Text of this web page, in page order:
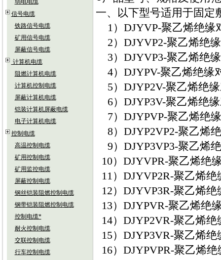
弱电电缆
信号电缆
铁路信号电缆
矿用信号电缆
屏蔽信号电缆
计算机电缆
阻燃计算机电缆
计算机控制电缆
屏蔽计算机电缆
铠装计算机屏蔽电缆
电子计算机电缆
控制电缆
高温控制电缆
矿用控制电缆
矿用监控电缆
屏蔽控制电缆
钢丝铠装阻燃控制电缆
钢带铠装阻燃控制电缆
控制电缆*
耐火控制电缆
交联控制电缆
行车控制电缆
一、以下型号适用于固定
1）DJYVP-聚乙烯绝缘
2）DJYVP2-聚乙烯绝
3）DJYVP3-聚乙烯绝
4）DJYPV-聚乙烯绝缘
5）DJYP2V-聚乙烯绝
6）DJYP3V-聚乙烯绝
7）DJYPVP-聚乙烯绝
8）DJYP2VP2-聚乙烯
9）DJYP3VP3-聚乙烯
10）DJYVPR-聚乙烯绝
11）DJYVP2R-聚乙烯
12）DJYVP3R-聚乙烯
13）DJYPVR-聚乙烯绝
14）DJYP2VR-聚乙烯
15）DJYP3VR-聚乙烯
16）DJYPVPR-聚乙烯